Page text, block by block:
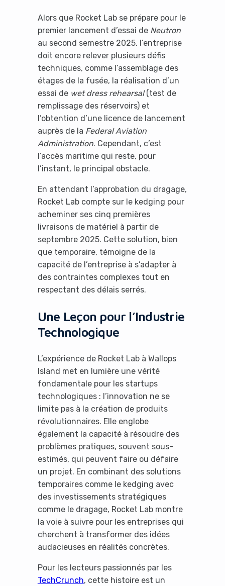
Alors que Rocket Lab se prépare pour le
premier lancement d’essai de Neutron
au second semestre 2025, l’entreprise
doit encore relever plusieurs défis
techniques, comme l’assemblage des
étages de la fusée, la réalisation d’un
essai de wet dress rehearsal(test de
remplissage des réservoirs) et
l’obtention d’une licence de lancement
auprès de la Federal Aviation
Administration. Cependant, c’est
l’accès maritime qui reste, pour
l’instant, le principal obstacle.
En attendant l’approbation du dragage,
Rocket Lab compte sur le kedging pour
acheminer ses cinq premières
livraisons de matériel à partir de
septembre 2025. Cette solution, bien
que temporaire, témoigne de la
capacité de l’entreprise à s’adapter à
des contraintes complexes tout en
respectant des délais serrés.
Une Leçon pour l’Industrie
Technologique
L’expérience de Rocket Lab à Wallops
Island met en lumière une vérité
fondamentale pour les startups
technologiques : l’innovation ne se
limite pas à la création de produits
révolutionnaires. Elle englobe
également la capacité à résoudre des
problèmes pratiques, souvent sous-
estimés, qui peuvent faire ou défaire
un projet. En combinant des solutions
temporaires comme le kedging avec
des investissements stratégiques
comme le dragage, Rocket Lab montre
la voie à suivre pour les entreprises qui
cherchent à transformer des idées
audacieuses en réalités concrètes.
Pour les lecteurs passionnés par les
TechCrunch, cette histoire est un